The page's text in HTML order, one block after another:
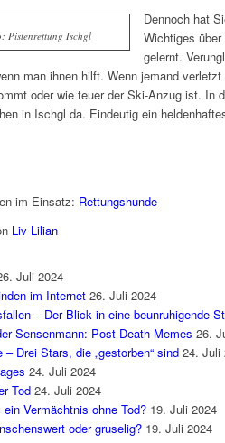
Pistenrettung Ischgl
Dennoch hat
Wichtiges
gelernt.
man ihnen hilft. Wenn jemand
oder wie teuer der Ski-Anzug ist. In
in Ischgl da. Eindeutig ein
im Einsatz: Rettungshunde
Liv Lilian
Juli 2024
im Internet 26. Juli 2024
– Der Blick in eine beunruhigende
Sensenmann: Post-Death-Memes 26.
Drei Stars, die „gestorben“ sind 24. Juli
24. Juli 2024
Tod 24. Juli 2024
Vermächtnis ohne Tod? 19. Juli 2024
oder gruselig? 19. Juli 2024